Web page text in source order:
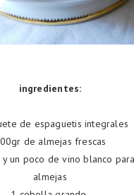
ingredientes:
de espaguetis integrales
de almejas frescas
un poco de vino blanco
almejas